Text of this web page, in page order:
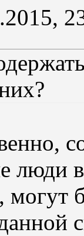
люди
могут